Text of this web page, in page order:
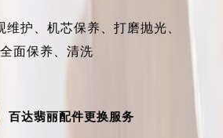
维护、 机芯保养、 打磨抛光、
全面保养、清洗
百达翡丽配件更换服务